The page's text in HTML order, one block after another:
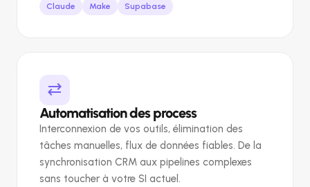
Claude Make Supabase
sync_alt
Automatisation des process
Interconnexion de vos outils, élimination des
tâches manuelles, flux de données fiables. De la
synchronisation CRM aux pipelines complexes
sans toucher à votre SI actuel.